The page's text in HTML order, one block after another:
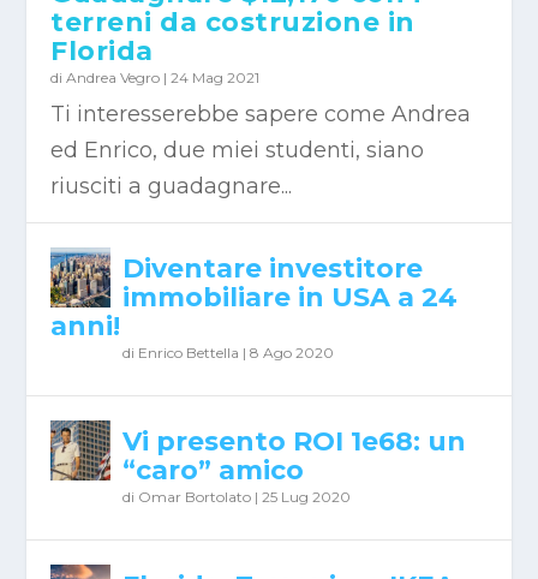
terreni da costruzione in
Florida
diAndrea Vegro |24 Mag 2021
Ti interesserebbe sapere come Andrea
ed Enrico, due miei studenti, siano
riusciti a guadagnare...
Diventare investitore
immobiliare in USA a 24
anni!
di Enrico Bettella |8 Ago 2020
Vi presento ROI 1e68: un
“caro” amico
di Omar Bortolato |25 Lug 2020